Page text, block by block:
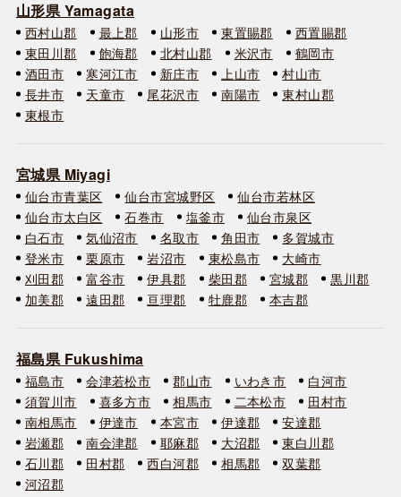
山形県 Yamagata
西村山郡 最上郡 山形市 東置賜郡
西置賜郡
東田川郡
飽海郡 北村山郡 米沢市
鶴岡市
酒田市
寒河江市 新庄市 上山市
村山市
長井市
天童市 尾花沢市 南陽市
東村山郡
東根市
宮城県 Miyagi
仙台市青葉区 仙台市宮城野区
仙台市若林区
仙台市太白区
石巻市 塩釜市
仙台市泉区
白石市
気仙沼市 名取市 角田市
多賀城市
登米市
栗原市 岩沼市 東松島市
大崎市
刈田郡
富谷市 伊具郡 柴田郡 宮城郡
黒川郡
加美郡
遠田郡 亘理郡 牡鹿郡 本吉郡
福島県 Fukushima
福島市 会津若松市 郡山市 いわき市
白河市
須賀川市
喜多方市 相馬市 二本松市
田村市
南相馬市
伊達市 本宮市 伊達郡
安達郡
岩瀬郡
南会津郡 耶麻郡 大沼郡
東白川郡
石川郡
田村郡 西白河郡 相馬郡
双葉郡
河沼郡